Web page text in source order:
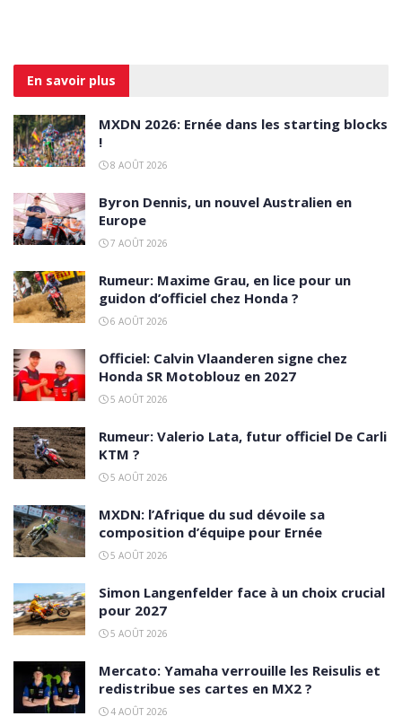
En savoir plus
MXDN 2026: Ernée dans les starting blocks
!
8 AOÛT 2026
Byron Dennis, un nouvel Australien en
Europe
7 AOÛT 2026
Rumeur: Maxime Grau, en lice pour un
guidon d’officiel chez Honda ?
6 AOÛT 2026
Officiel: Calvin Vlaanderen signe chez
Honda SR Motoblouz en 2027
5 AOÛT 2026
Rumeur: Valerio Lata, futur officiel De Carli
KTM ?
5 AOÛT 2026
MXDN: l’Afrique du sud dévoile sa
composition d’équipe pour Ernée
5 AOÛT 2026
Simon Langenfelder face à un choix crucial
pour 2027
5 AOÛT 2026
Mercato: Yamaha verrouille les Reisulis et
redistribue ses cartes en MX2 ?
4 AOÛT 2026